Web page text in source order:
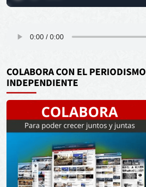
COLABORA CON EL PERIODISMO
INDEPENDIENTE